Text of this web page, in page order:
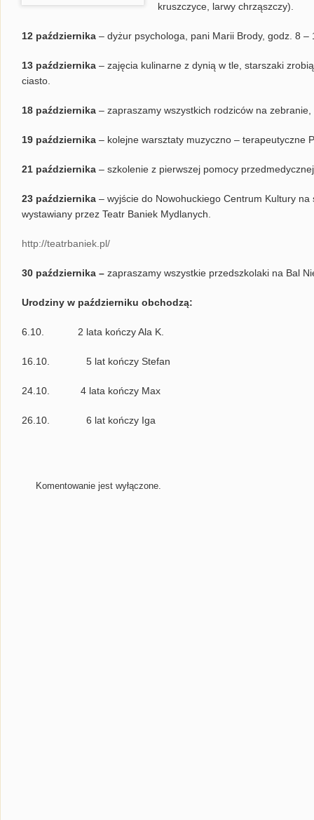
kruszczyce, larwy chrząszczy).
12 października – dyżur psychologa, pani Marii Brody, godz. 8 –
13 października – zajęcia kulinarne z dynią w tle, starszaki
ciasto.
18 października – zapraszamy wszystkich rodziców na
19 października – kolejne warsztaty muzyczno – terapeutyczne
21 października – szkolenie z pierwszej pomocy
23 października – wyjście do Nowohuckiego Centrum Kultury
wystawiany przez Teatr Baniek Mydlanych.
http://teatrbaniek.pl/
30 października – zapraszamy wszystkie przedszkolaki na Bal
Urodziny w październiku obchodzą:
6.10. 2 lata kończy Ala K.
16.10. 5 lat kończy Stefan
24.10. 4 lata kończy Max
26.10. 6 lat kończy Iga
Komentowanie jest wyłączone.